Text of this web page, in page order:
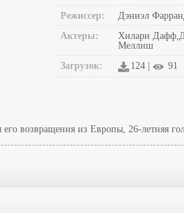
Режиссер:
Дэниэл
Актеры:
Хилари
Меллиш
Загрузок:
124 | 91
возвращения из Европы, 26-летняя